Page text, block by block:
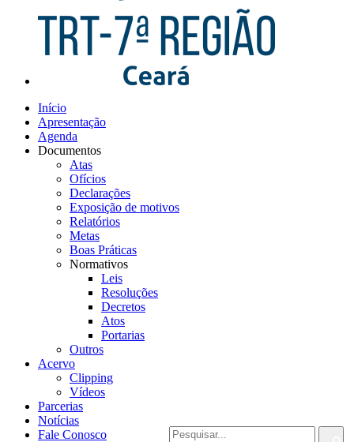
Início
Apresentação
Agenda
Documentos
Atas
Ofícios
Declarações
Exposição de motivos
Relatórios
Metas
Boas Práticas
Normativos
Leis
Resoluções
Decretos
Atos
Portarias
Outros
Acervo
Clipping
Vídeos
Parcerias
Notícias
Fale Conosco